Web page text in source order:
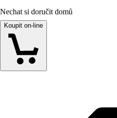
Nechat si doručit domů
Koupit on-line